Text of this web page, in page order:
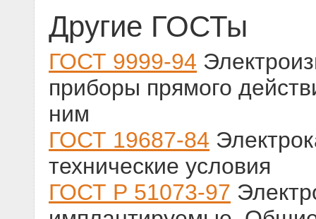
Другие ГОСТы
ГОСТ 9999-94
приборы прямого
ним
ГОСТ 19687-84
технические условия
ГОСТ Р 51073-97